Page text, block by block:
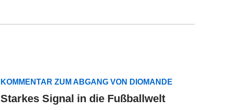
KOMMENTAR ZUM ABGANG VON DIOMANDE
Starkes Signal in die Fußballwelt